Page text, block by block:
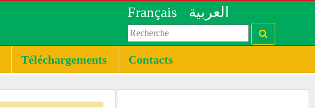
Français العربية
Téléchargements Contacts